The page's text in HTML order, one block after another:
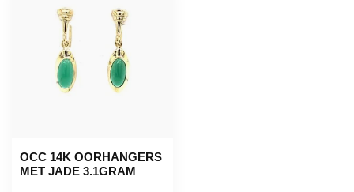
OCC 14K OORHANGERS
MET JADE 3.1GRAM